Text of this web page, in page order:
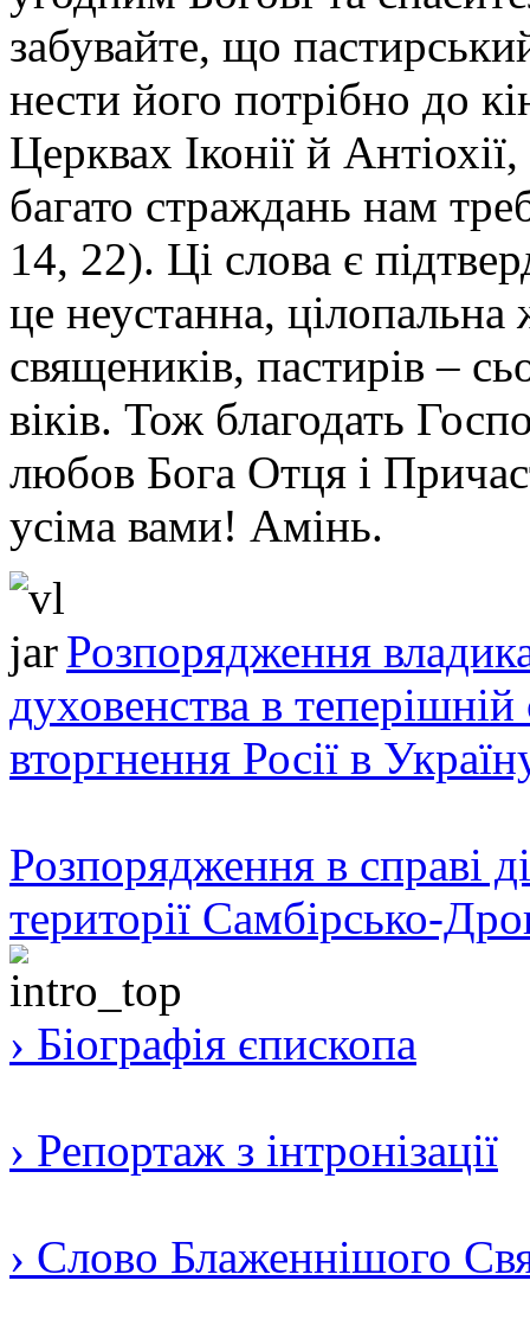
забувайте, що
нести його потрібно до
Церквах Іконії й
багато страждань нам
14, 22). Ці слова є
це неустанна,
священиків, пастирів –
віків. Тож благодать
любов Бога Отця і
усіма вами! Амінь.
Розпорядження
духовенства в теперішній
вторгнення Росії в
Розпорядження в справі
території Самбірсько-
› Біографія єпископа
› Репортаж з інтронізації
› Слово Блаженнішого